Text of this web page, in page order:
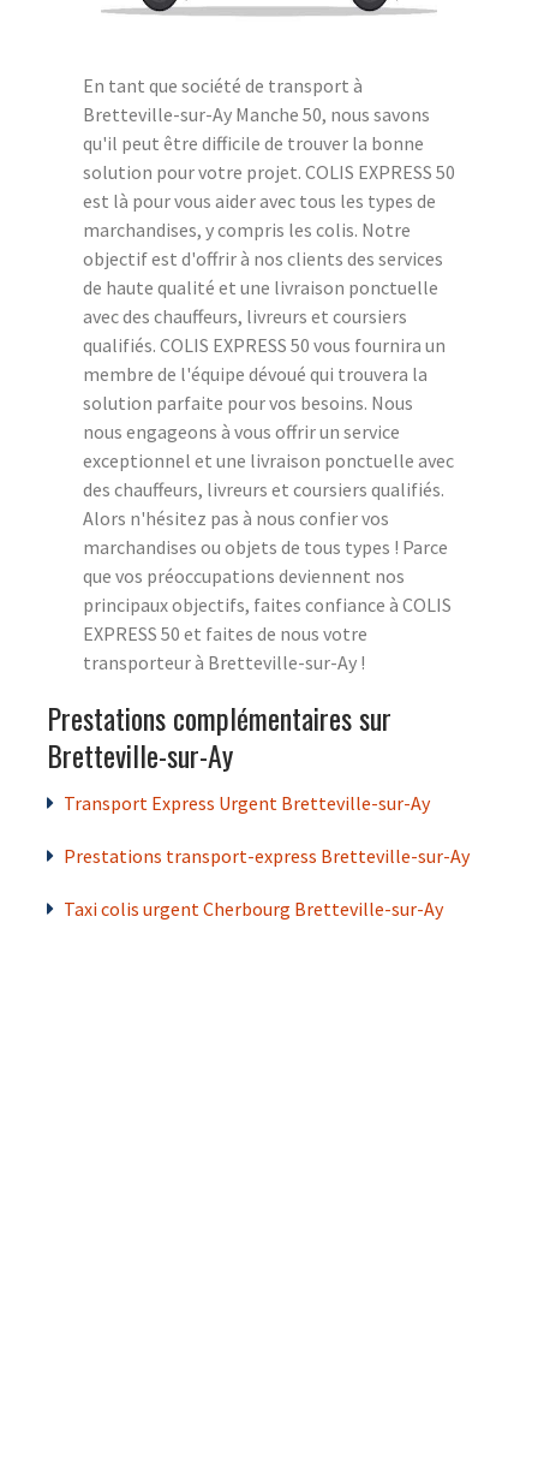
En tant que société de transport à
Bretteville-sur-Ay Manche 50, nous savons
qu'il peut être difficile de trouver la bonne
solution pour votre projet. COLIS EXPRESS 50
est là pour vous aider avec tous les types de
marchandises, y compris les colis. Notre
objectif est d'offrir à nos clients des services
de haute qualité et une livraison ponctuelle
avec des chauffeurs, livreurs et coursiers
qualifiés. COLIS EXPRESS 50 vous fournira un
membre de l'équipe dévoué qui trouvera la
solution parfaite pour vos besoins. Nous
nous engageons à vous offrir un service
exceptionnel et une livraison ponctuelle avec
des chauffeurs, livreurs et coursiers qualifiés.
Alors n'hésitez pas à nous confier vos
marchandises ou objets de tous types ! Parce
que vos préoccupations deviennent nos
principaux objectifs, faites confiance à COLIS
EXPRESS 50 et faites de nous votre
transporteur à Bretteville-sur-Ay !
Prestations complémentaires sur
Bretteville-sur-Ay
Transport Express Urgent Bretteville-sur-Ay
Prestations transport-express Bretteville-sur-Ay
Taxi colis urgent Cherbourg Bretteville-sur-Ay